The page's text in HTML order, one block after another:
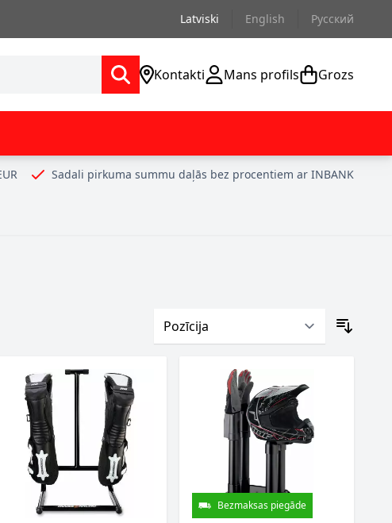
Latviski English Русский
Kontakti Mans profils Grozs
Sadali pirkuma summu daļās bez procentiem ar INBANK
Bezmaksas piegāde